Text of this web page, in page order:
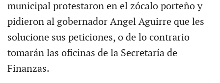
municipal protestaron en el zócalo porteño y
pidieron al gobernador Angel Aguirre que les
solucione sus peticiones, o de lo contrario
tomarán las oficinas de la Secretaría de
Finanzas.